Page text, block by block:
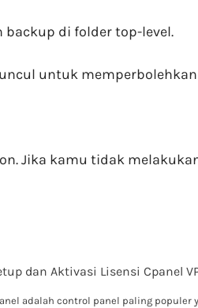
di folder top-level.
untuk
Jika kamu tidak
dan Aktivasi Lisensi Cpanel
adalah control panel paling populer